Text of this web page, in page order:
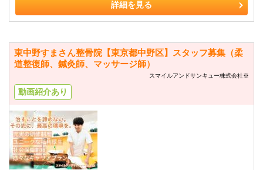
詳細を見る
東中野すまさん整骨院【東京都中野区】スタッフ募集（柔
道整復師、鍼灸師、マッサージ師）
スマイルアンドサンキュー株式会社※
動画紹介あり